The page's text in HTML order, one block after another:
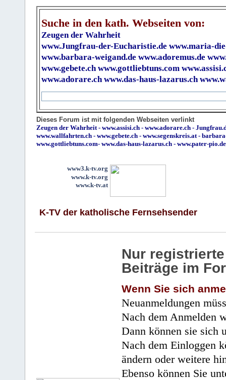
Suche in den kath. Webseiten von:
Zeugen der Wahrheit
www.Jungfrau-der-Eucharistie.de www.maria-
www.barbara-weigand.de www.adoremus.de
www.gebete.ch www.gottliebtuns.com
www.adorare.ch www.das-haus-lazarus.ch
Dieses Forum ist mit folgenden Webseiten verlinkt
Zeugen der Wahrheit - www.assisi.ch - www.adorare.ch -
www.wallfahrten.ch - www.gebete.ch - www.segenskreis.at -
www.gottliebtuns.com- www.das-haus-lazarus.ch - www.pater-pio.de
www3.k-tv.org
www.k-tv.org
www.k-tv.at
K-TV der katholische Fernsehsender
Nur
Beiträge im
Wenn Sie sich
Neuanmeldungen
Nach dem Anmelden
Dann können sie sich
Nach dem Einloggen
ändern oder weitere
Ebenso können Sie